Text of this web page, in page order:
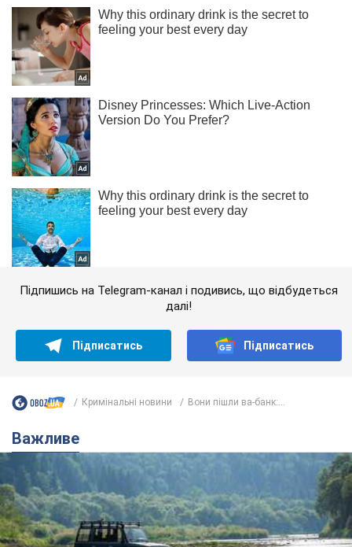
Підпишись на Telegram-канал і подивись, що відбудеться
далі!
Підписатись Підписатись
Кримінальні новини Вони пішли ва-банк:...
Важливе